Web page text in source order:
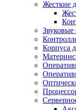
Жесткие
Звуковые
Корпуса